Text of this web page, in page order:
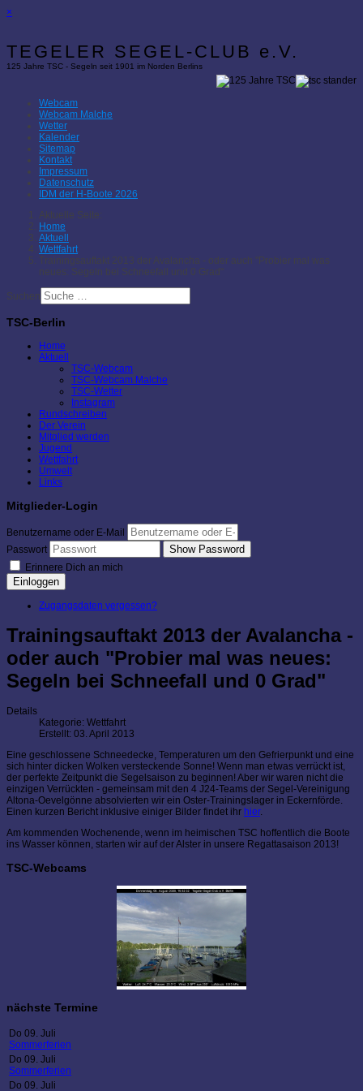
×
TEGELER SEGEL-CLUB e.V.
125 Jahre TSC - Segeln seit 1901 im Norden Berlins
Webcam
Webcam Malche
Wetter
Kalender
Sitemap
Kontakt
Impressum
Datenschutz
IDM der H-Boote 2026
Aktuelle Seite:
Home
Aktuell
Wettfahrt
Trainingsauftakt 2013 der Avalancha - oder auch "Probier mal was
neues: Segeln bei Schneefall und 0 Grad"
Suchen
TSC-Berlin
Home
Aktuell
TSC-Webcam
TSC-Webcam Malche
TSC-Wetter
Instagram
Rundschreiben
Der Verein
Mitglied werden
Jugend
Wettfahrt
Umwelt
Links
Mitglieder-Login
Benutzername oder E-Mail
Passwort
Show Password
Erinnere Dich an mich
Einloggen
Zugangsdaten vergessen?
Trainingsauftakt 2013 der Avalancha -
oder auch "Probier mal was neues:
Segeln bei Schneefall und 0 Grad"
Details
Kategorie: Wettfahrt
Erstellt: 03. April 2013
Eine geschlossene Schneedecke, Temperaturen um den Gefrierpunkt und eine
sich hinter dicken Wolken versteckende Sonne! Wenn man etwas verrückt ist,
der perfekte Zeitpunkt die Segelsaison zu beginnen! Aber wir waren nicht die
einzigen Verrückten - gemeinsam mit den 4 J24-Teams der Segel-Vereinigung
Altona-Oevelgönne absolvierten wir ein Oster-Trainingslager in Eckernförde.
Einen kurzen Bericht inklusive einiger Bilder findet ihr hier.
Am kommenden Wochenende, wenn im heimischen TSC hoffentlich die Boote
ins Wasser können, starten wir auf der Alster in unsere Regattasaison 2013!
TSC-Webcams
nächste Termine
Do 09. Juli
Sommerferien
Do 09. Juli
Sommerferien
Do 09. Juli